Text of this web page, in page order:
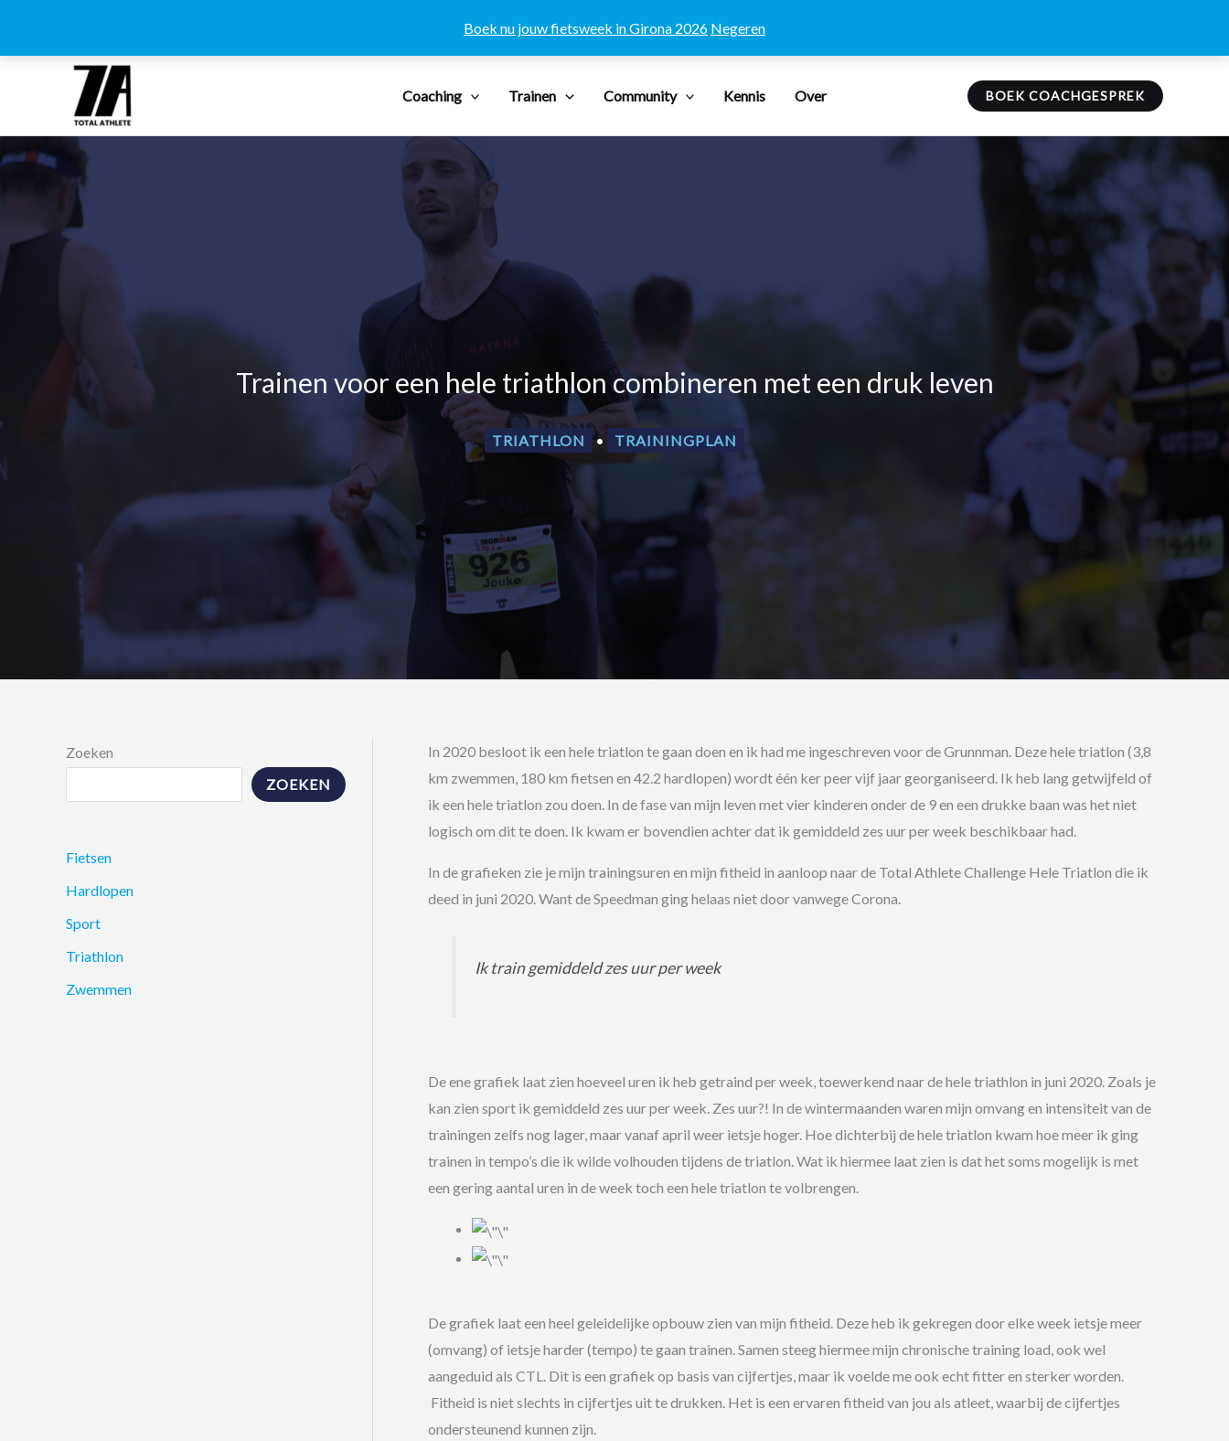
Boek nu jouw fietsweek in Girona 2026 Negeren
inhoud
Coaching Trainen Community Kennis Over BOEK COACHGESPREK
Trainen voor een hele triathlon combineren met een druk leven
TRIATHLON • TRAININGPLAN
Zoeken
ZOEKEN
Fietsen
Hardlopen
Sport
Triathlon
Zwemmen
In 2020 besloot ik een hele triatlon te gaan doen en ik had me ingeschreven voor de Grunnman. Deze hele triatlon (3,8
km zwemmen, 180 km fietsen en 42.2 hardlopen) wordt één ker peer vijf jaar georganiseerd. Ik heb lang getwijfeld of
ik een hele triatlon zou doen. In de fase van mijn leven met vier kinderen onder de 9 en een drukke baan was het niet
logisch om dit te doen. Ik kwam er bovendien achter dat ik gemiddeld zes uur per week beschikbaar had.
In de grafieken zie je mijn trainingsuren en mijn fitheid in aanloop naar de Total Athlete Challenge Hele Triatlon die ik
deed in juni 2020. Want de Speedman ging helaas niet door vanwege Corona.
Ik train gemiddeld zes uur per week
De ene grafiek laat zien hoeveel uren ik heb getraind per week, toewerkend naar de hele triathlon in juni 2020. Zoals je
kan zien sport ik gemiddeld zes uur per week. Zes uur?! In de wintermaanden waren mijn omvang en intensiteit van de
trainingen zelfs nog lager, maar vanaf april weer ietsje hoger. Hoe dichterbij de hele triatlon kwam hoe meer ik ging
trainen in tempo’s die ik wilde volhouden tijdens de triatlon. Wat ik hiermee laat zien is dat het soms mogelijk is met
een gering aantal uren in de week toch een hele triatlon te volbrengen.
De grafiek laat een heel geleidelijke opbouw zien van mijn fitheid. Deze heb ik gekregen door elke week ietsje meer
(omvang) of ietsje harder (tempo) te gaan trainen. Samen steeg hiermee mijn chronische training load, ook wel
aangeduid als CTL. Dit is een grafiek op basis van cijfertjes, maar ik voelde me ook echt fitter en sterker worden.
Fitheid is niet slechts in cijfertjes uit te drukken. Het is een ervaren fitheid van jou als atleet, waarbij de cijfertjes
ondersteunend kunnen zijn.